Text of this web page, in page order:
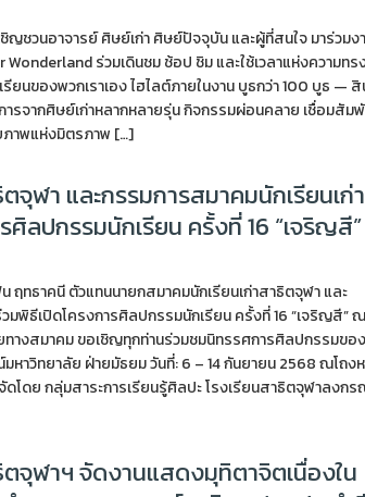
ญชวนอาจารย์ ศิษย์เก่า ศิษย์ปัจจุบัน และผู้ที่สนใจ มาร่วมง
ร่วมเดินชม ช้อป ชิม และใช้เวลาแห่งความทร
ยนของพวกเราเอง ไฮไลต์ภายในงาน บูธกว่า 100 บูธ —
ารจากศิษย์เก่าหลากหลายรุ่น กิจกรรมผ่อนคลาย เชื่อมสัม
ภาพแห่งมิตรภาพ […]
จุฬา และกรรมการสมาคมนักเรียนเก่
ศิลปกรรมนักเรียน ครั้งที่ 16 “เจริญสี”
ทธาคนี ตัวแทนนายกสมาคมนักเรียนเก่าสาธิตจุฬา และ
มพิธีเปิดโครงการศิลปกรรมนักเรียน ครั้งที่ 16 “เจริญสี”
างสมาคม ขอเชิญทุกท่านร่วมชมนิทรรศการศิลปกรรมของ
หาวิทยาลัย ฝ่ายมัธยม วันที่: 6 – 14 กันยายน 2568 ณโถง
โดย กลุ่มสาระการเรียนรู้ศิลปะ โรงเรียนสาธิตจุฬาลงก
ตจุฬาฯ จัดงานแสดงมุทิตาจิตเนื่องใน